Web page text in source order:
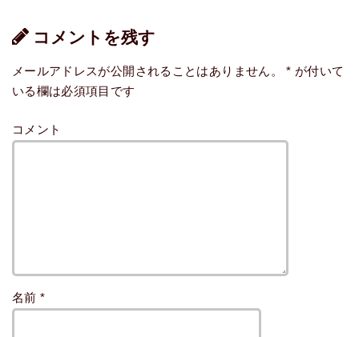
コメントを残す
メールアドレスが公開されることはありません。 * が付いて
いる欄は必須項目です
コメント
名前 *